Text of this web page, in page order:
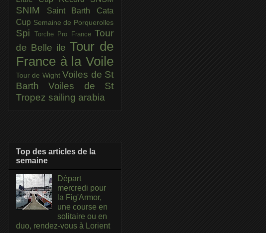
SNIM
Saint Barth Cata
Cup Semaine de Porquerolles
Spi Torche Pro France Tour
de Belle ile Tour de
France à la Voile
Tour de Wight Voiles de St
BarthVoiles de St
Tropez sailing arabia
Top des articles de la
semaine
Départ
mercredi pour
la Fig'Armor,
une course en
solitaire ou en
duo, rendez-vous à Lorient